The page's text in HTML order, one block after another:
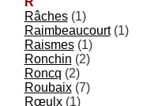
Râches(1)
Raimbeaucourt(1)
Raismes(1)
Ronchin (2)
Roncq (2)
Roubaix(7)
Rœulx(1)